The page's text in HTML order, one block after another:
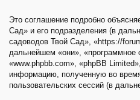
Это соглашение подробно
Сад» и его подразделения (в
садоводов Твой Сад», «https://
дальнейшем «они», «программное
«www.phpbb.com», «phpBB
информацию, полученную во
пользовательских сессий (в